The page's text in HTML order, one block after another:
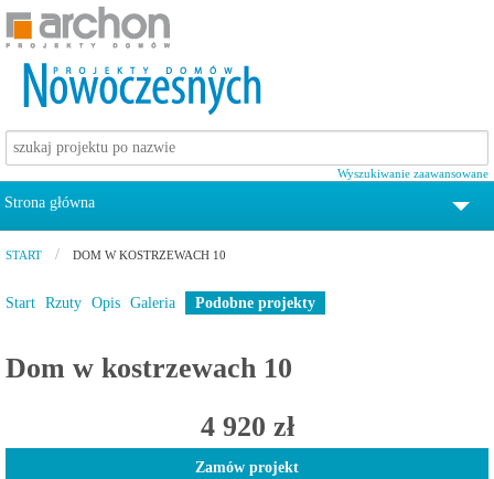
Wyszukiwanie zaawansowane
Strona główna
tel. 12 372 19 00
Projekty domów
START DOM W KOSTRZEWACH 10
Start Rzuty Opis Galeria Podobne projekty
Dom w kostrzewach 10
4 920 zł
Zamów projekt